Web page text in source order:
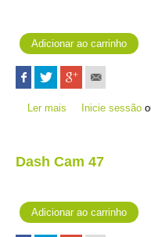
Ler mais acerca de
Inicie sessão
Dash Cam 47